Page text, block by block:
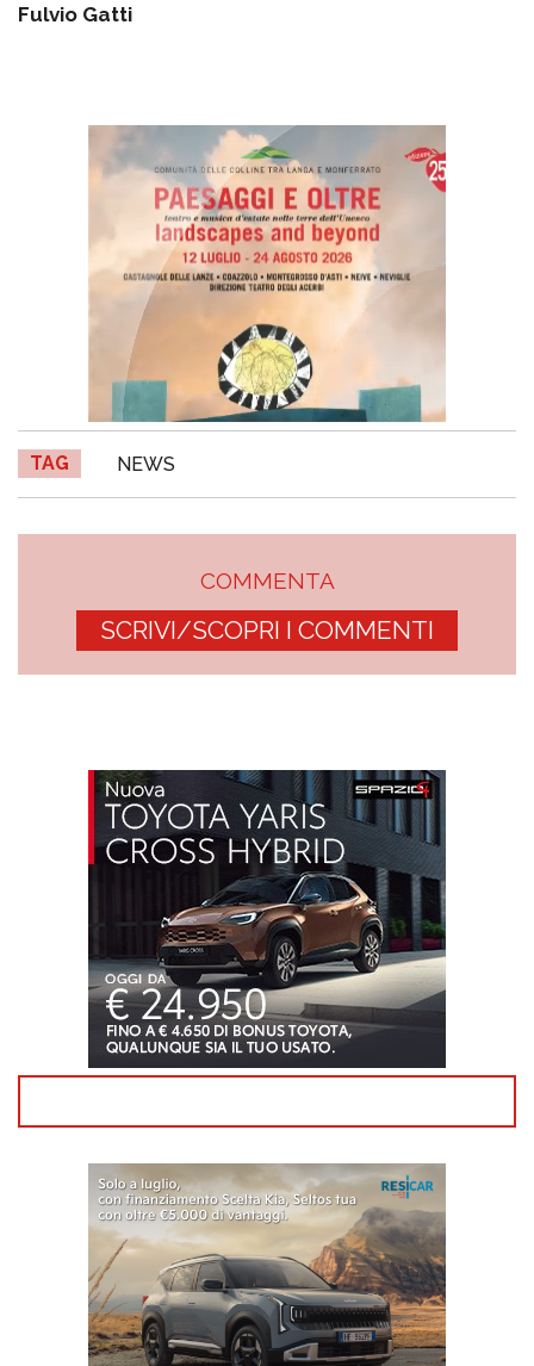
Fulvio Gatti
TAG NEWS
COMMENTA
SCRIVI/SCOPRI I COMMENTI